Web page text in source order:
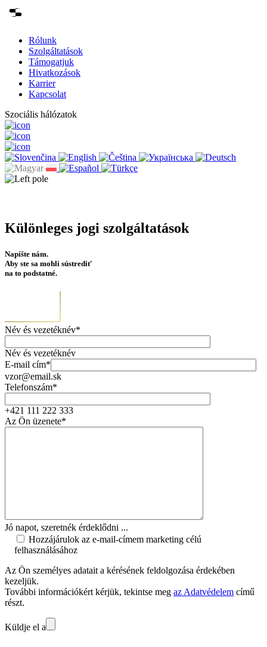
Rólunk
Szolgáltatások
Támogatjuk
Hivatkozások
Karrier
Kapcsolat
Szociális hálózatok
Különleges jogi szolgáltatások
Napíšte nám.
Aby ste sa mohli sústrediť
na to podstatné.
Név és vezetéknév*
Név és vezetéknév
E-mail cím*
vzor@email.sk
Telefonszám*
+421 111 222 333
Az Ön üzenete*
Jó napot, szeretnék érdeklődni ...
Hozzájárulok az e-mail-címem marketing célú
felhasználásához
Az Ön személyes adatait a kérésének feldolgozása érdekében
kezeljük.
További információkért kérjük, tekintse meg az Adatvédelem című
részt.
Küldje el a